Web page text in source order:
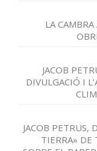
LA CAMBRA
JACOB
DIVULGACIÓ I
JACOB PETRUS,
TIERRA» DE